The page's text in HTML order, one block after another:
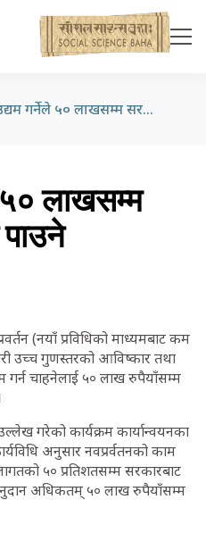
नयाँ उद्यम गर्नेले ५० लाखसम्म सरकारी अनुदान पाउने
५० लाखसम्म
(नयाँ प्रविधिको माध्यमबाट कम
उच्च गुणस्तरको आविष्कार तथा
गर्न चाहनेलाई ५० लाख रुपैयाँसम्म
गरेको कार्यक्रम कार्यान्वयनका
अनुसार नवप्रर्वतनको काम
५० प्रतिशतसम्म सरकारबाट
अधिकतम् ५० लाख रुपैयाँसम्म